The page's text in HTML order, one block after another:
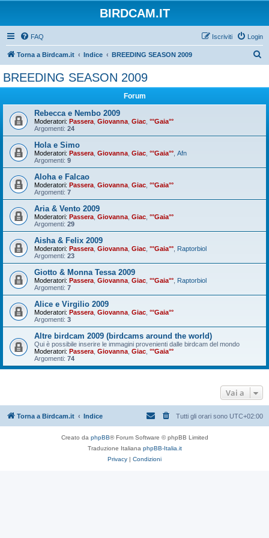
BIRDCAM.IT
FAQ Login
Iscriviti
Torna a Birdcam.it Indice BREEDING SEASON 2009
BREEDING SEASON 2009
Forum
Rebecca e Nembo 2009
Moderatori: Passera Giovanna Giac °°Gaia°°
Argomenti: 24
Hola e Simo
Moderatori: Passera Giovanna Giac °°Gaia°° Afn
Argomenti: 9
Aloha e Falcao
Moderatori: Passera Giovanna Giac °°Gaia°°
Argomenti: 7
Aria & Vento 2009
Moderatori: Passera Giovanna Giac °°Gaia°°
Argomenti: 29
Aisha & Felix 2009
Moderatori: Passera Giovanna Giac °°Gaia°° Raptorbiol
Argomenti: 23
Giotto & Monna Tessa 2009
Moderatori: Passera Giovanna Giac °°Gaia°° Raptorbiol
Argomenti: 7
Alice e Virgilio 2009
Moderatori: Passera Giovanna Giac °°Gaia°°
Argomenti: 3
Altre birdcam 2009 (birdcams around the world)
Qui è possibile inserire le immagini provenienti dalle birdcam del mondo
Moderatori: Passera Giovanna Giac °°Gaia°°
Argomenti: 74
Vai a
Torna a Birdcam.it Indice Tutti gli orari sono UTC+02:00
Creato da phpBB® Forum Software © phpBB Limited
Traduzione Italiana phpBB-Italia.it
Privacy | Condizioni